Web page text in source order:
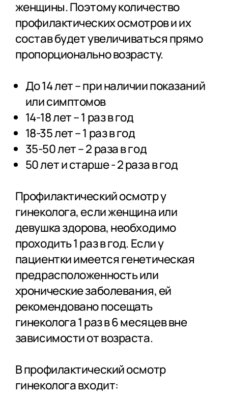
женщины. Поэтому количество
профилактических осмотров и их
состав будет увеличиваться прямо
пропорционально возрасту.
До 14 лет – при наличии показаний
или симптомов
14-18 лет – 1 раз в год
18-35 лет – 1 раз в год
35-50 лет – 2 раза в год
50 лет и старше - 2 раза в год
Профилактический осмотр у
гинеколога, если женщина или
девушка здорова, необходимо
проходить 1 раз в год. Если у
пациентки имеется генетическая
предрасположенность или
хронические заболевания, ей
рекомендовано посещать
гинеколога 1 раз в 6 месяцев вне
зависимости от возраста.
В профилактический осмотр
гинеколога входит: